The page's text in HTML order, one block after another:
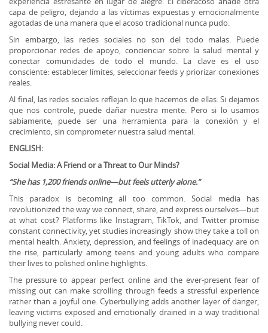
capa de peligro, dejando a las víctimas expuestas y emocionalmente
agotadas de una manera que el acoso tradicional nunca pudo.
Sin embargo, las redes sociales no son del todo malas. Puede
proporcionar redes de apoyo, concienciar sobre la salud mental y
conectar comunidades de todo el mundo. La clave es el uso
consciente: establecer límites, seleccionar feeds y priorizar conexiones
reales.
Al final, las redes sociales reflejan lo que hacemos de ellas. Si dejamos
que nos controle, puede dañar nuestra mente. Pero si lo usamos
sabiamente, puede ser una herramienta para la conexión y el
crecimiento, sin comprometer nuestra salud mental.
ENGLISH:
Social Media: A Friend or a Threat to Our Minds?
“She has 1,200 friends online—but feels utterly alone.”
This paradox is becoming all too common. Social media has
revolutionized the way we connect, share, and express ourselves—but
at what cost? Platforms like Instagram, TikTok, and Twitter promise
constant connectivity, yet studies increasingly show they take a toll on
mental health. Anxiety, depression, and feelings of inadequacy are on
the rise, particularly among teens and young adults who compare
their lives to polished online highlights.
The pressure to appear perfect online and the ever-present fear of
missing out can make scrolling through feeds a stressful experience
rather than a joyful one. Cyberbullying adds another layer of danger,
leaving victims exposed and emotionally drained in a way traditional
bullying never could.